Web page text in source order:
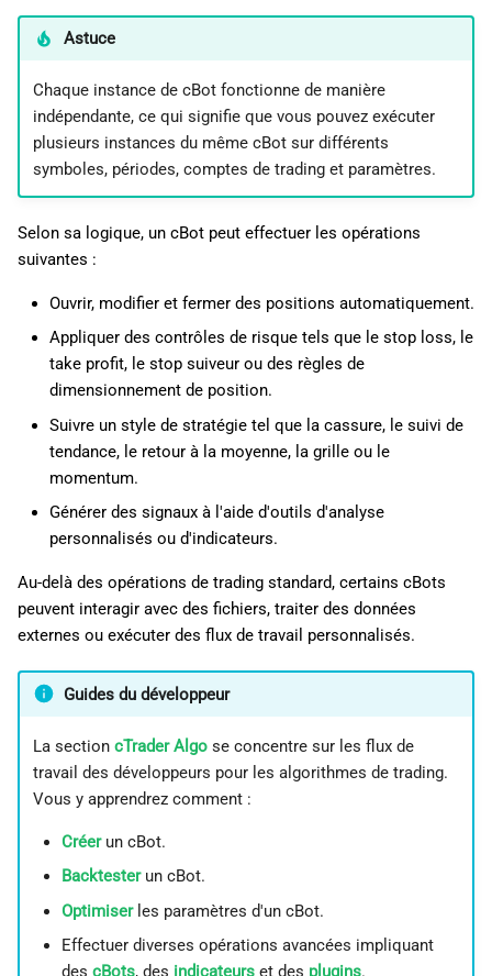
Astuce
Chaque instance de cBot fonctionne de manière
indépendante, ce qui signifie que vous pouvez exécuter
plusieurs instances du même cBot sur différents
symboles, périodes, comptes de trading et paramètres.
Selon sa logique, un cBot peut effectuer les opérations
suivantes :
Ouvrir, modifier et fermer des positions automatiquement.
Appliquer des contrôles de risque tels que le stop loss, le
take profit, le stop suiveur ou des règles de
dimensionnement de position.
Suivre un style de stratégie tel que la cassure, le suivi de
tendance, le retour à la moyenne, la grille ou le
momentum.
Générer des signaux à l'aide d'outils d'analyse
personnalisés ou d'indicateurs.
Au-delà des opérations de trading standard, certains cBots
peuvent interagir avec des fichiers, traiter des données
externes ou exécuter des flux de travail personnalisés.
Guides du développeur
La section cTrader Algose concentre sur les flux de
travail des développeurs pour les algorithmes de trading.
Vous y apprendrez comment :
Créerun cBot.
Backtesterun cBot.
Optimiserles paramètres d'un cBot.
Effectuer diverses opérations avancées impliquant